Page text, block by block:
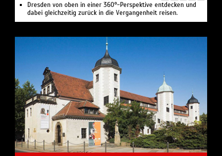
Dresden von oben in einer 360°-Perspektive entdecken und
dabei gleichzeitig zurück in die Vergangenheit reisen.